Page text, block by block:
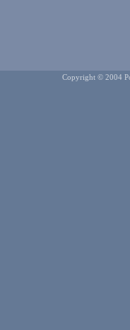
Copyright © 2004